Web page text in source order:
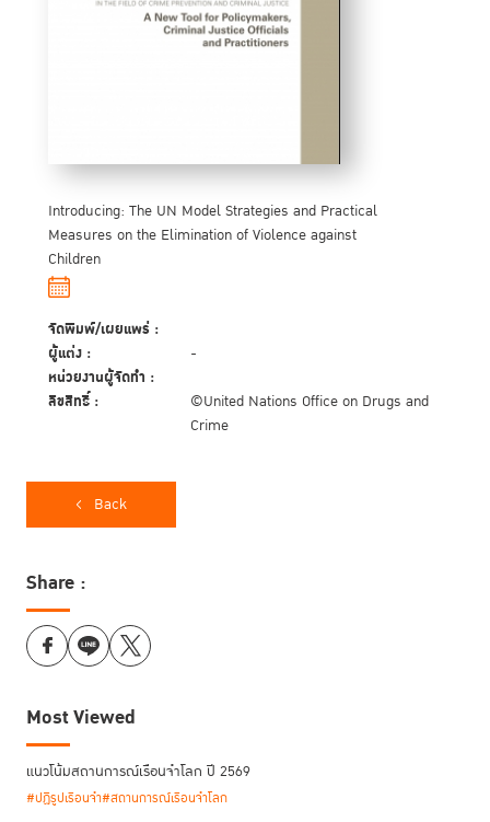
Introducing: The UN Model Strategies and Practical
Measures on the Elimination of Violence against
Children
จัดพิมพ์/เผยแพร่ :
ผู้แต่ง :
-
หน่วยงานผู้จัดทำ :
ลิขสิทธิ์ :
©United Nations Office on Drugs and
Crime
Back
Share :
Most Viewed
แนวโน้มสถานการณ์เรือนจำโลก ปี 2569
#ปฏิรูปเรือนจำ#สถานการณ์เรือนจำโลก